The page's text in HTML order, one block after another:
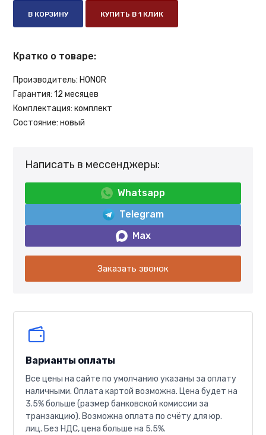
В КОРЗИНУ КУПИТЬ В 1 КЛИК
Кратко о товаре:
Производитель: HONOR
Гарантия: 12 месяцев
Комплектация: комплект
Состояние: новый
Написать в мессенджеры:
Whatsapp
Telegram
Max
Заказать звонок
Варианты оплаты
Все цены на сайте по умолчанию указаны за оплату
наличными. Оплата картой возможна. Цена будет на
3.5% больше (размер банковской комиссии за
транзакцию). Возможна оплата по счёту для юр.
лиц. Без НДС, цена больше на 5.5%.